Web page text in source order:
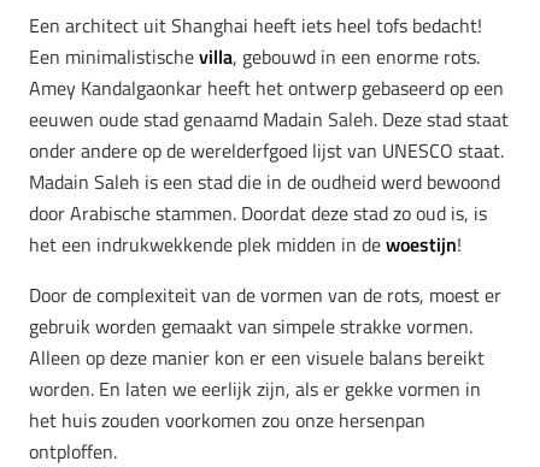
Een architect uit Shanghai heeft iets heel tofs bedacht!
Een minimalistischevilla, gebouwd in een enorme rots.
Amey Kandalgaonkar heeft het ontwerp gebaseerd op een
eeuwen oude stad genaamd Madain Saleh. Deze stad staat
onder andere op de werelderfgoed lijst van UNESCO staat.
Madain Saleh is een stad die in de oudheid werd bewoond
door Arabische stammen. Doordat deze stad zo oud is, is
het een indrukwekkende plek midden in dewoestijn!
Door de complexiteit van de vormen van de rots, moest er
gebruik worden gemaakt van simpele strakke vormen.
Alleen op deze manier kon er een visuele balans bereikt
worden. En laten we eerlijk zijn, als er gekke vormen in
het huis zouden voorkomen zou onze hersenpan
ontploffen.